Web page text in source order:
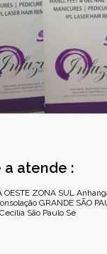
a atende :
OESTE ZONA SUL
GRANDE SÃO
São Paulo Sé